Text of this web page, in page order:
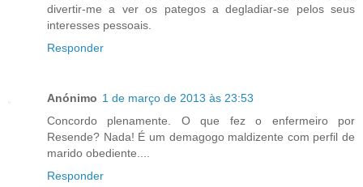
divertir-me a ver os pategos a degladiar-se pelos seus
interesses pessoais.
Responder
Anónimo 1 de março de 2013 às 23:53
Concordo plenamente. O que fez o enfermeiro por
Resende? Nada! É um demagogo maldizente com perfil de
marido obediente....
Responder